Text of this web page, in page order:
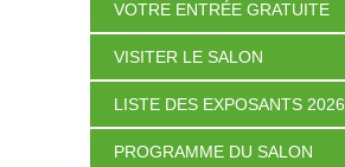
VOTRE ENTRÉE GRATUITE
VISITER LE SALON
LISTE DES EXPOSANTS 2026
PROGRAMME DU SALON